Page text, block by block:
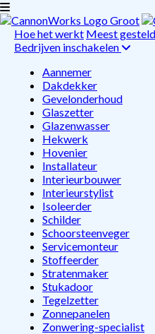
Hoe het werkt Meest
Bedrijven inschakelen
Aannemer
Dakdekker
Gevelonderhoud
Glaszetter
Glazenwasser
Hekwerk
Hovenier
Installateur
Interieurbouwer
Interieurstylist
Isoleerder
Schilder
Schoorsteenveger
Servicemonteur
Stoffeerder
Stratenmaker
Stukadoor
Tegelzetter
Zonnepanelen
Zonwering-specialist